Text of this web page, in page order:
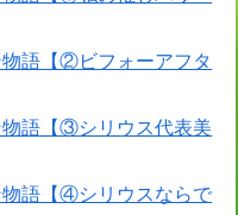
語【②ビフォーアフタ
語【③シリウス代表美
語【④シリウスならで